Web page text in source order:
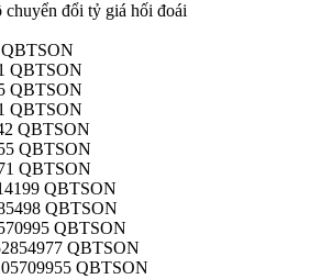
đổi tỷ giá hối đoái
QBTSON
QBTSON
QBTSON
QBTSON
QBTSON
QBTSON
QBTSON
QBTSON
QBTSON
QBTSON
QBTSON